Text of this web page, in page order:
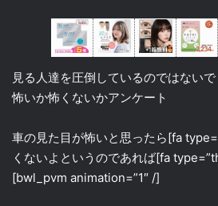
見る人達を圧倒しているのではない
怖いか怖くないかアンケート
車の見た目が怖いと思ったら[fa
くないよというのであれば[fa
[bwl_pvm animation=”1″ /]